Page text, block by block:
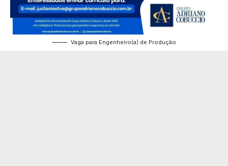
Vaga para Engenheiro(a) de Produção